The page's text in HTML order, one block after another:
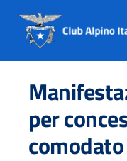
Salta
contento
Salta
Salta
per